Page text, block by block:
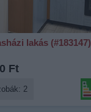
lakás (#183147)
Ft
2